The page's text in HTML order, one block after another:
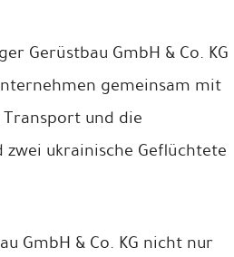
Gerüstbau GmbH & Co. KG
gemeinsam mit
und die
ukrainische Geflüchtete
GmbH & Co. KG nicht nur